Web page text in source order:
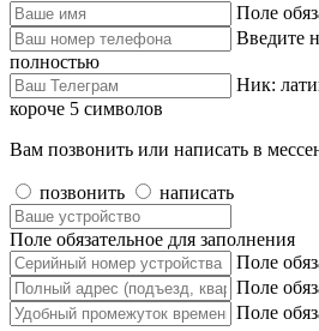
Поле
Введите
полностью
Ник:
короче 5 символов
Вам позвонить или написать в
позвонить написать
Поле обязательное для заполнения
Поле
Поле
Поле